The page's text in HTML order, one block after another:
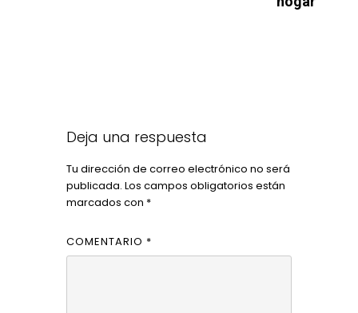
Deja una respuesta
Tu dirección de correo electrónico no será
publicada. Los campos obligatorios están
marcados con *
COMENTARIO *